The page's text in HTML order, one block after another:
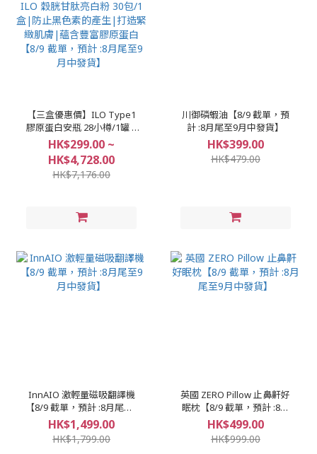
【三盒優惠價】ILO Type1
膠原蛋白安瓶 28小樽/1罐 |
ILO 穀胱甘肽亮白粉 30包/1
盒|防止黑色素的產生|打造
緊緻肌膚|蘊含豐富膠原蛋白
【8/9 截單，預計 :8月尾至9
HK$299.00 ~
HK$4,728.00
HK$7,176.00
川御磷蝦油【8/9 截單，預
計 :8月尾至9月中發貨】
HK$399.00
HK$479.00
InnAIO 激輕量磁吸翻譯機
【8/9 截單，預計 :8月尾至9
月中發貨】
HK$1,499.00
HK$1,799.00
英國 ZERO Pillow 止鼻鼾好
眠枕【8/9 截單，預計 :8月
尾至9月中發貨】
HK$499.00
HK$999.00